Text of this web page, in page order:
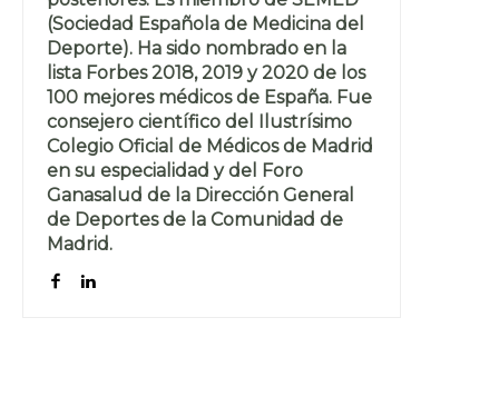
(Sociedad Española de Medicina del
Deporte). Ha sido nombrado en la
lista Forbes 2018, 2019 y 2020 de los
100 mejores médicos de España. Fue
consejero científico del Ilustrísimo
Colegio Oficial de Médicos de Madrid
en su especialidad y del Foro
Ganasalud de la Dirección General
de Deportes de la Comunidad de
Madrid.